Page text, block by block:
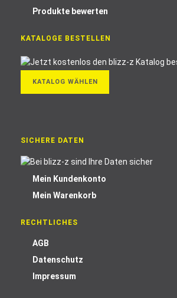
Produkte bewerten
KATALOGE BESTELLEN
KATALOG WÄHLEN
SICHERE DATEN
Mein Kundenkonto
Mein Warenkorb
RECHTLICHES
AGB
Datenschutz
Impressum